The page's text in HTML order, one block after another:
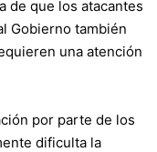
de que los atacantes
Gobierno también
una atención
por parte de los
dificulta la